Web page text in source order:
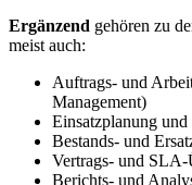
Ergänzend gehören zu
meist auch:
Auftrags‑ und
Management)
Einsatzplanung
Bestands‑ und
Vertrags‑ und
Berichts‑ und